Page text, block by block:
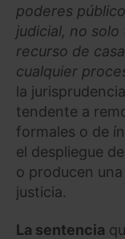
poderes
judicial, no
recurso de
cualquier
la
tendente a
formales o de
el despliegue
o producen
justicia.
La sentencia